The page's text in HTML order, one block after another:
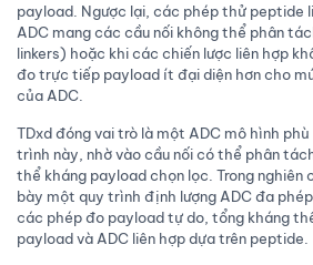
payload. Ngược lại, các phép thử peptide
ADC mang các cầu nối không thể phân
linkers) hoặc khi các chiến lược liên hợp
đo trực tiếp payload ít đại diện hơn cho
của ADC.
TDxd đóng vai trò là một ADC mô hình
trình này, nhờ vào cầu nối có thể phân
thể kháng payload chọn lọc. Trong nghiên
bày một quy trình định lượng ADC đa
các phép đo payload tự do, tổng kháng
payload và ADC liên hợp dựa trên peptide.